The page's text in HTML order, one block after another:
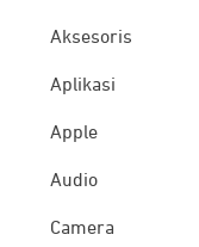
Aksesoris
Aplikasi
Apple
Audio
Camera